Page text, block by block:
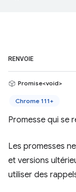
RENVOIE
Promise<void>
Chrome 111+
Promesse qui se
Les promesses
et versions
utiliser des